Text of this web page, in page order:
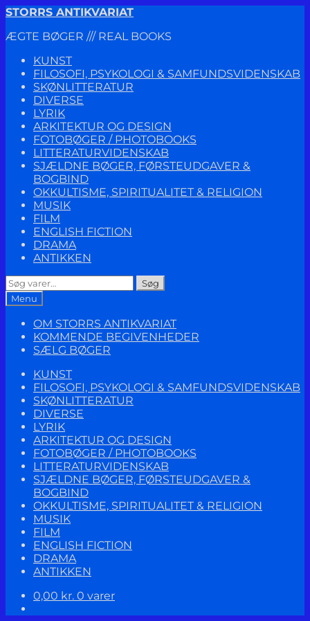
Spring
navigation
Spring
indhold
STORRS ANTIKVARIAT
ÆGTE BØGER /// REAL BOOKS
KUNST
FILOSOFI, PSYKOLOGI & SAMFUNDSVIDENSKAB
SKØNLITTERATUR
DIVERSE
LYRIK
ARKITEKTUR OG DESIGN
FOTOBØGER / PHOTOBOOKS
LITTERATURVIDENSKAB
SJÆLDNE BØGER, FØRSTEUDGAVER &
BOGBIND
OKKULTISME, SPIRITUALITET & RELIGION
MUSIK
FILM
ENGLISH FICTION
DRAMA
ANTIKKEN
Søg
efter:
Søg
Menu
OM STORRS ANTIKVARIAT
KOMMENDE BEGIVENHEDER
SÆLG BØGER
KUNST
FILOSOFI, PSYKOLOGI & SAMFUNDSVIDENSKAB
SKØNLITTERATUR
DIVERSE
LYRIK
ARKITEKTUR OG DESIGN
FOTOBØGER / PHOTOBOOKS
LITTERATURVIDENSKAB
SJÆLDNE BØGER, FØRSTEUDGAVER &
BOGBIND
OKKULTISME, SPIRITUALITET & RELIGION
MUSIK
FILM
ENGLISH FICTION
DRAMA
ANTIKKEN
0,00 kr. 0 varer